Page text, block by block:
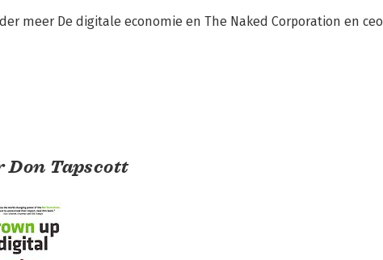
meer De digitale economie en The Naked Corporation en ceo
Don Tapscott